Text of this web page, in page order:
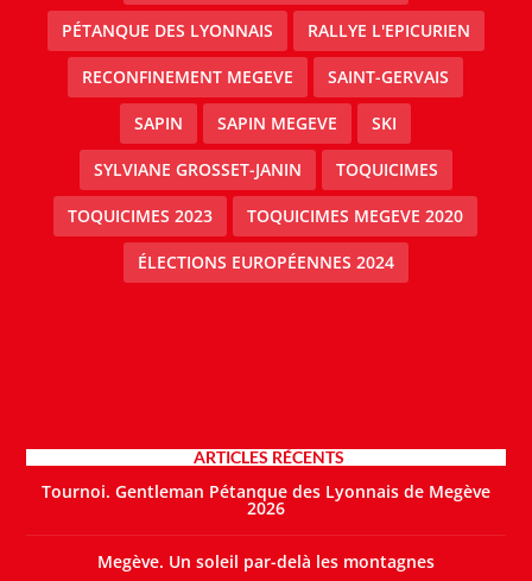
PÉTANQUE DES LYONNAIS RALLYE L'EPICURIEN
RECONFINEMENT MEGEVE SAINT-GERVAIS
SAPIN SAPIN MEGEVE SKI
SYLVIANE GROSSET-JANIN TOQUICIMES
TOQUICIMES 2023 TOQUICIMES MEGEVE 2020
ÉLECTIONS EUROPÉENNES 2024
ARTICLES RÉCENTS
Tournoi. Gentleman Pétanque des Lyonnais de Megève
2026
Megève. Un soleil par-delà les montagnes